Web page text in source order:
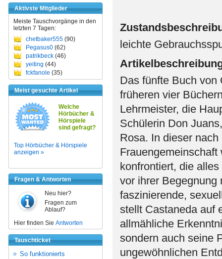
Aktivste Mitglieder
Meiste Tauschvorgänge in den
letzten 7 Tagen:
chetbaker555 (90)
Pegasus0 (62)
patrikbeck (46)
yeiting (44)
fckfanole (35)
Meist gesuchte Artikel
Welche
Hörbücher &
Hörspiele
sind gefragt?
Top Hörbücher & Hörspiele
anzeigen »
Fragen & Antworten
Neu hier?
Fragen zum
Ablauf?
Hier finden Sie Antworten
Tauschticket
So funktionierts
leichte
Das fünfte Buch von
früheren vier
Lehrmeister, die
Schülerin Don
Rosa. In dieser
konfrontiert, die
vor ihrer Begegnung
faszinierende,
stellt Castaneda auf
allmähliche
sondern auch seine
ungewöhnlichen